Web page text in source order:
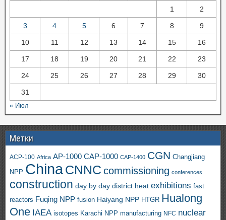
1 2
3 4 5 6 7 8 9
10 11 12 13 14 15 16
17 18 19 20 21 22 23
24 25 26 27 28 29 30
31
« Июл
Метки
ACP-100 Africa AP-1000 CAP-1000 CAP-1400 CGN Changjiang
NPP ChinaCNNC commissioning conferences
construction day by day district heat exhibitions fast
reactors Fuqing NPP fusion Haiyang NPP HTGR Hualong
One IAEA isotopes Karachi NPP manufacturing NFC nuclear